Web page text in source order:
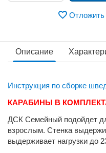
Отложить
Описание
Инструкция по сборке
КАРАБИНЫ В
ДСК Семейный подойдет
взрослым. Стенка
выдерживает нагрузки до